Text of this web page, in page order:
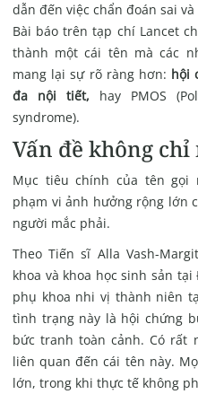
dẫn đến việc chẩn đoán sai
Bài báo trên tạp chí Lancet
thành một cái tên mà các
mang lại sự rõ ràng hơn: hội
đa nội tiết, hay PMOS
syndrome).
Vấn đề không
Mục tiêu chính của tên gọi
phạm vi ảnh hưởng rộng lớn
người mắc phải.
Theo Tiến sĩ Alla Vash-
khoa và khoa học sinh sản
phụ khoa nhi vị thành niên
tình trạng này là hội chứng
bức tranh toàn cảnh. Có rất
liên quan đến cái tên này.
lớn, trong khi thực tế không